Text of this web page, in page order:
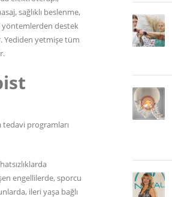
sağlıklı beslenme,
destek
Yediden yetmişe tüm
programları
engellilerde, sporcu
ileri yaşa bağlı